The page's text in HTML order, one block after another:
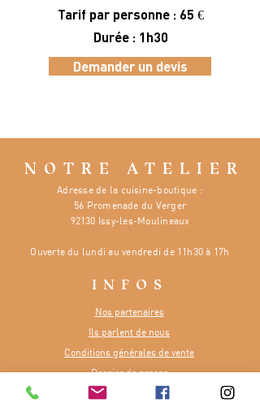
Tarif par personne : 65 €​
Durée : 1h3​0
Demander un devis
NOTRE ATELIER
Adresse de la cuisine-boutique :
56 Promenade du Verger
92130 Issy-les-Moulineaux
Ouvertedu lundi au vendredi de 11h30 à 17h
INFOS
Nos partenaires
Ils parlent de nous
Conditions générales de vente
Dossier de presse